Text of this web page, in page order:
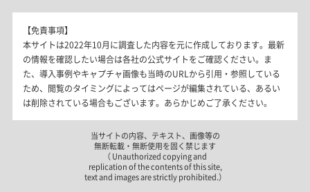
【免責事項】
本サイトは2022年10月に調査した内容を元に作成しております。最新
の情報を確認したい場合は各社の公式サイトをご確認ください。ま
た、導入事例やキャプチャ画像も当時のURLから引用・参照している
ため、閲覧のタイミングによってはページが編集されている、あるい
は削除されている場合もございます。あらかじめご了承ください。
当サイトの内容、テキスト、画像等の
無断転載・無断使用を固く禁じます
（ Unauthorized copying and
replication of the contents of this site,
text and images are strictly prohibited.）